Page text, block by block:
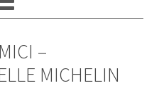
–
MICHELIN